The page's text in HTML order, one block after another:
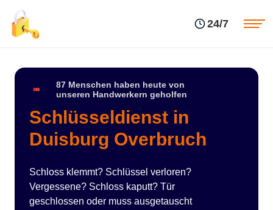
24/7
87 Menschen haben heute von
unseren Handwerkern geholfen
Schlüsseldienst in
Duisburg Overbruch
Schloss klemmt? Schlüssel verloren?
Vergessene? Schloss kaputt? Tür
geschlossen oder muss ausgetauscht